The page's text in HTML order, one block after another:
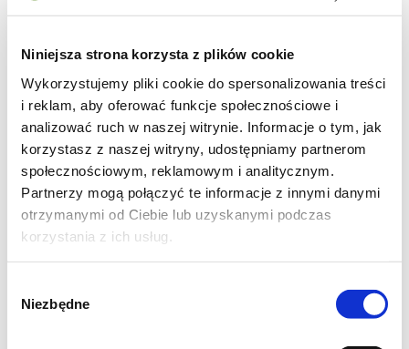
Niniejsza strona korzysta z plików cookie
Wykorzystujemy pliki cookie do spersonalizowania treści
i reklam, aby oferować funkcje społecznościowe i
analizować ruch w naszej witrynie. Informacje o tym, jak
korzystasz z naszej witryny, udostępniamy partnerom
społecznościowym, reklamowym i analitycznym.
Partnerzy mogą połączyć te informacje z innymi danymi
otrzymanymi od Ciebie lub uzyskanymi podczas
korzystania z ich usług.
zgody
Niezbędne
1 łyżka oliwy z oliwek
1/2 łyżeczki cukru
Składniki na sos:
200 ml passaty pomidorowej
1 ząbek czosnku (posiekany)
Szczypta soli, pieprzu, bazylii i oregano
Składniki na wierzch:
150 g mozzarelli light